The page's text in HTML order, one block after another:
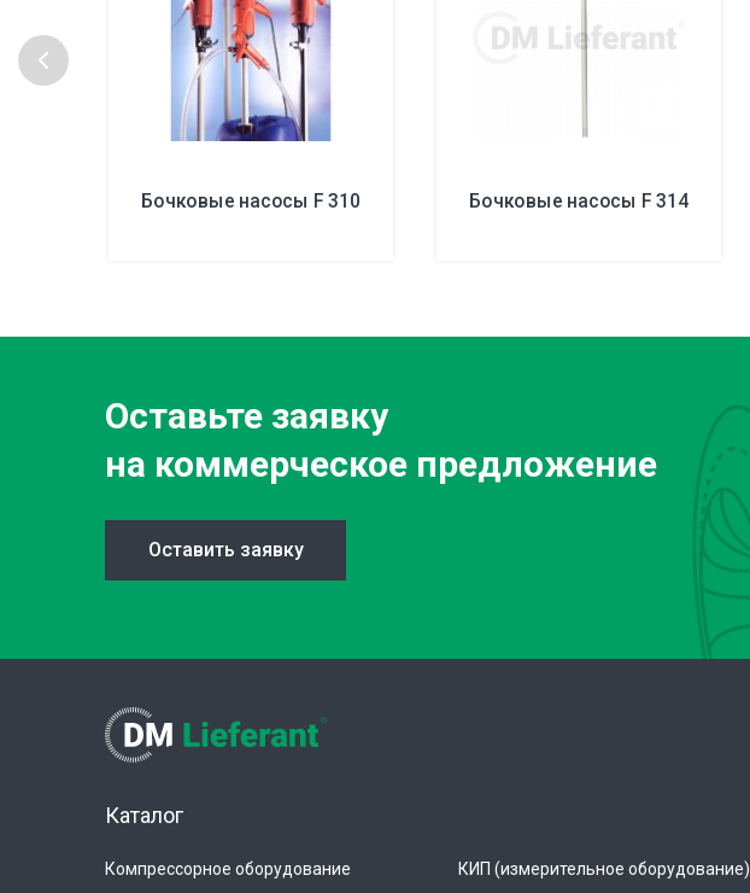
Бочковые насосы F 310 Бочковые насосы F 314
Оставьте заявку
на коммерческое предложение
Оставить заявку
Каталог
Компрессорное оборудование
КИП (измерительное оборудование)